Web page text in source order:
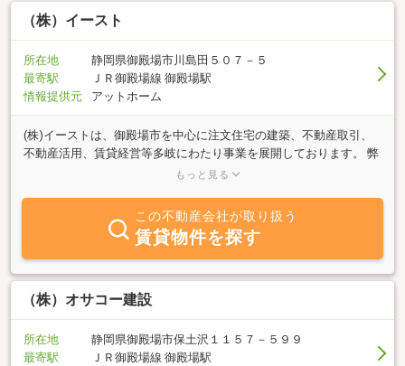
（株）イースト
所在地
静岡県御殿場市川島田５０７－５
最寄駅
ＪＲ御殿場線 御殿場駅
情報提供元
アットホーム
(株)イーストは、御殿場市を中心に注文住宅の建築、不動産取引、
不動産活用、賃貸経営等多岐にわたり事業を展開しております。 弊
社では、経験豊富な職人と確かな施行管理で、理想の住まいを実現
す。 日本に昔からあった伝統工法を発展させた建築方法で、「在来
工法」とも呼ばれます。 丈夫な土台、柱、梁で建物の骨組みをつく
り、筋交いや構造金物で地震や風に耐える強度を持たせます。 設計
の自由度が高く、さまざまな間取りやデザインが可能で、増改築に
も柔軟に対応できます。 もちろん、土地からお探しする場合も、自
社分譲地のほか、お客様の理想のお家にあう物件をご提案いたしま
す。 また、遊休地の活用では、賃貸物件の施工・建築・経営相談ま
でサポートいたします。 事業用地の活用では、土地探し、店舗の建
築、建て貸し等、様々な角度からご相談を承っております。
もっと見る
この不動産会社が取り扱う
賃貸物件を探す
（株）オサコー建設
所在地
静岡県御殿場市保土沢１１５７－５９９
最寄駅
ＪＲ御殿場線 御殿場駅